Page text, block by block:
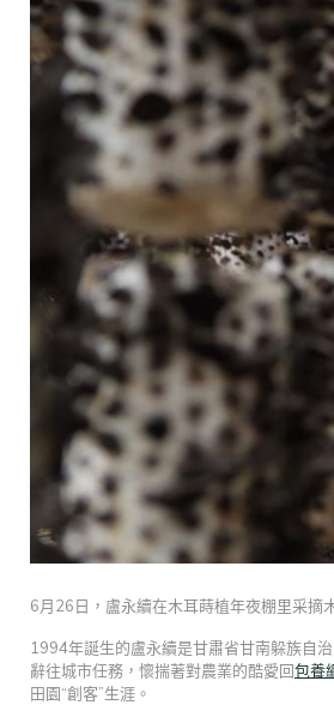
6月26日，盧永續在木耳蒔植年夜棚里采摘
1994年誕生的盧永續是甘肅省甘南躲族自
辭往城市任務，懷揣著對農業的酷愛回包養
田園“創客”生涯。